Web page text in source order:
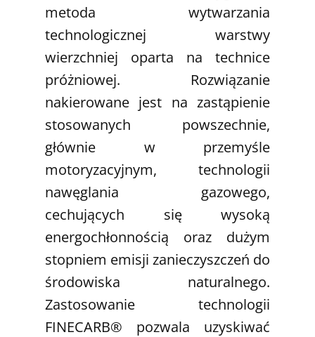
metoda wytwarzania
technologicznej warstwy
wierzchniej oparta na technice
próżniowej. Rozwiązanie
nakierowane jest na zastąpienie
stosowanych powszechnie,
głównie w przemyśle
motoryzacyjnym, technologii
nawęglania gazowego,
cechujących się wysoką
energochłonnością oraz dużym
stopniem emisji zanieczyszczeń do
środowiska naturalnego.
Zastosowanie technologii
FINECARB® pozwala uzyskiwać